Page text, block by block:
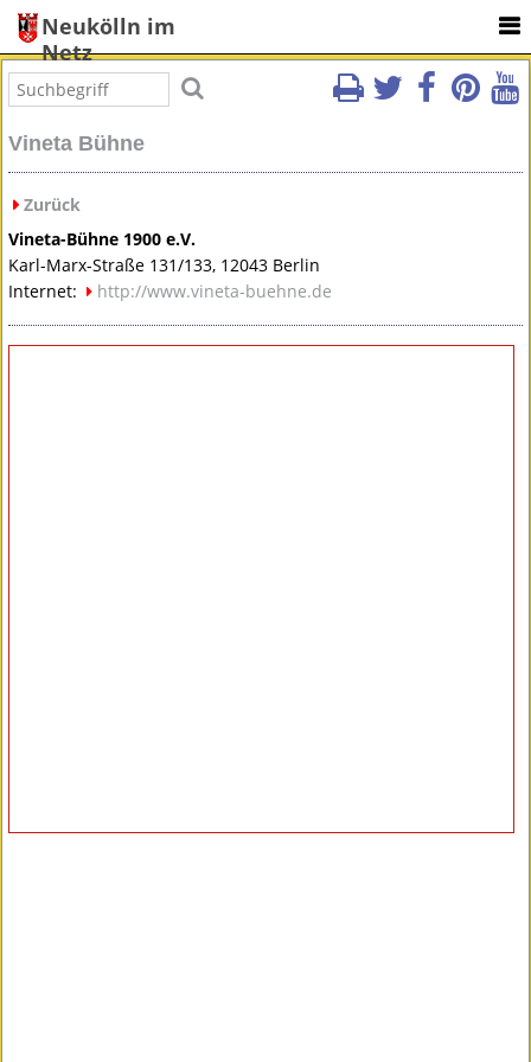
Neukölln im
Netz
Vineta Bühne
Zurück
Vineta-Bühne 1900 e.V.
Karl-Marx-Straße 131/133, 12043 Berlin
Internet:
http://www.vineta-buehne.de